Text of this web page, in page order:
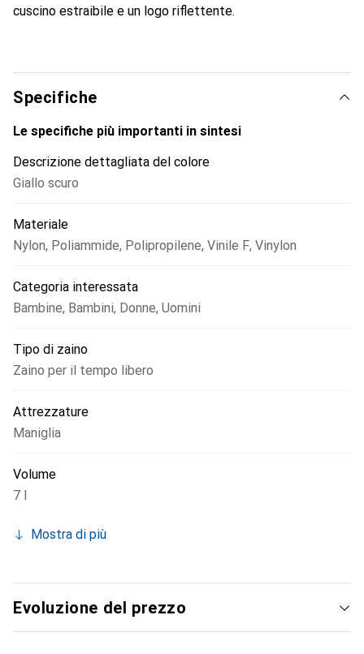
cuscino estraibile e un logo riflettente.
Specifiche
Le specifiche più importanti in sintesi
Descrizione dettagliata del colore
Giallo scuro
Materiale
Nylon, Poliammide, Polipropilene, Vinile F, Vinylon
Categoria interessata
Bambine, Bambini, Donne, Uomini
Tipo di zaino
Zaino per il tempo libero
Attrezzature
Maniglia
Volume
7 l
Mostra di più
Evoluzione del prezzo